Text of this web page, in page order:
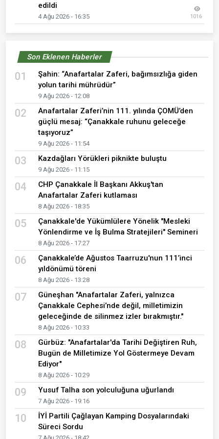
edildi
4 Ağu 2026 - 16:35 1016
Son Eklenen Haberler
01
Şahin: “Anafartalar Zaferi, bağımsızlığa giden
yolun tarihi mührüdür”
9 Ağu 2026 - 12:08
02
Anafartalar Zaferi’nin 111. yılında ÇOMÜ’den
güçlü mesaj: “Çanakkale ruhunu geleceğe
taşıyoruz”
9 Ağu 2026 - 11:54
03 Kazdağları Yörükleri piknikte buluştu
9 Ağu 2026 - 11:15
04
CHP Çanakkale İl Başkanı Akkuş'tan
Anafartalar Zaferi kutlaması
8 Ağu 2026 - 18:35
05
Çanakkale'de Yükümlülere Yönelik "Mesleki
Yönlendirme ve İş Bulma Stratejileri" Semineri
8 Ağu 2026 - 17:27
06
Çanakkale’de Ağustos Taarruzu'nun 111’inci
yıldönümü töreni
8 Ağu 2026 - 13:28
07
Güneşhan "Anafartalar Zaferi, yalnızca
Çanakkale Cephesi’nde değil, milletimizin
geleceğinde de silinmez izler bırakmıştır."
8 Ağu 2026 - 10:33
08
Gürbüz: "Anafartalar'da Tarihi Değiştiren Ruh,
Bugün de Milletimize Yol Göstermeye Devam
Ediyor"
8 Ağu 2026 - 10:29
09 Yusuf Talha son yolculuğuna uğurlandı
7 Ağu 2026 - 19:16
10
İYİ Partili Çağlayan Kamping Dosyalarındaki
Süreci Sordu